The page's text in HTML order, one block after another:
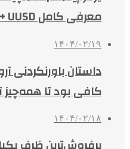
معرفی کامل UUSD + آموزش خرید از مهران بیت
۱۴۰۴/۰۲/۱۹
داستان باورنکردنی
کافی بود تا همه‌چیز
۱۴۰۴/۰۲/۱۸